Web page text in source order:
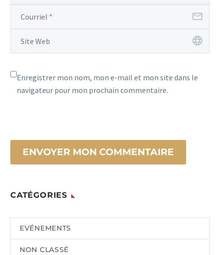
Enregistrer mon nom, mon e-mail et mon site dans le
navigateur pour mon prochain commentaire.
ENVOYER MON COMMENTAIRE
CATÉGORIES
EVÉNEMENTS
NON CLASSÉ